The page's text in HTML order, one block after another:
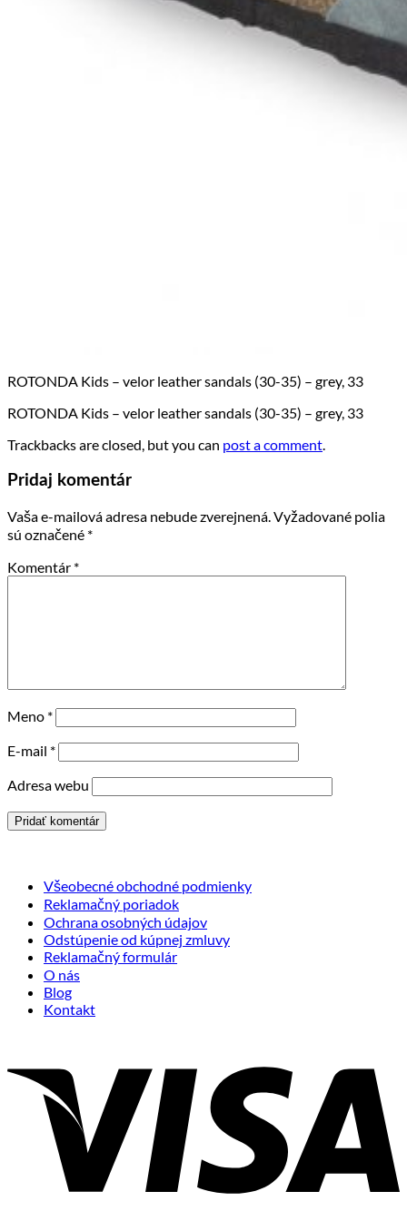
ROTONDA Kids – velor leather sandals (30-35) – grey, 33
ROTONDA Kids – velor leather sandals (30-35) – grey, 33
Trackbacks are closed, but you can post a comment.
Pridaj komentár
Vaša e-mailová adresa nebude zverejnená.Vyžadované polia
sú označené *
Komentár *
Meno *
E-mail *
Adresa webu
Všeobecné obchodné podmienky
Reklamačný poriadok
Ochrana osobných údajov
Odstúpenie od kúpnej zmluvy
Reklamačný formulár
O nás
Blog
Kontakt